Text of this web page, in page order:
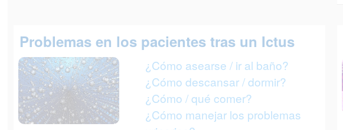
Problemas en los pacientes tras un Ictus
¿Cómo asearse / ir al baño?
¿Cómo descansar / dormir?
¿Cómo / qué comer?
¿Cómo manejar los problemas